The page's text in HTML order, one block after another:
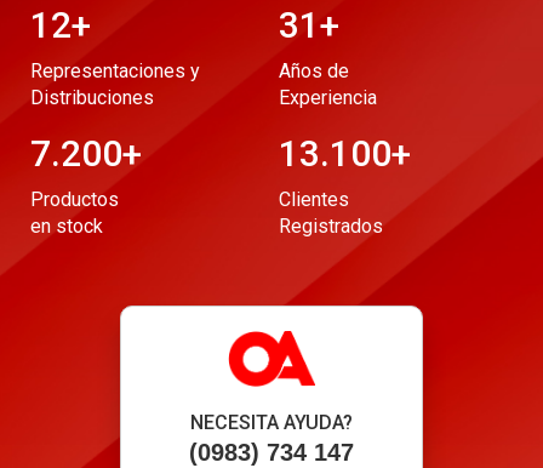
12+
Representaciones y
Distribuciones
31+
Años de
Experiencia
7.200+
Productos
en stock
13.100+
Clientes
Registrados
NECESITA AYUDA?
(0983) 734 147